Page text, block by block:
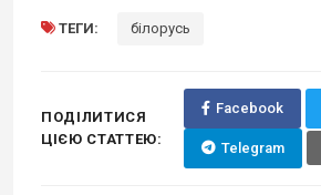
ТЕГИ: білорусь
ПОДІЛИТИСЯ
ЦІЄЮ СТАТТЕЮ:
Facebook
Telegram